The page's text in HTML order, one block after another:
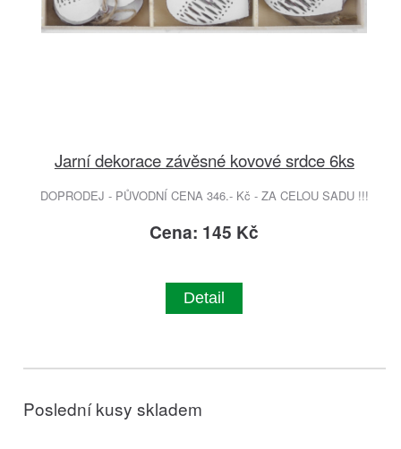
Jarní dekorace závěsné kovové srdce 6ks
DOPRODEJ - PŮVODNÍ CENA 346.- Kč - ZA CELOU SADU !!!
Cena: 145 Kč
Detail
Poslední kusy skladem